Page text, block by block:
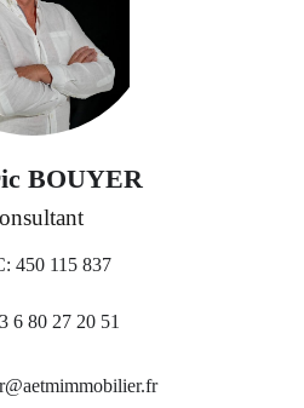
BOUYER
450 115 837
6 80 27 20 51